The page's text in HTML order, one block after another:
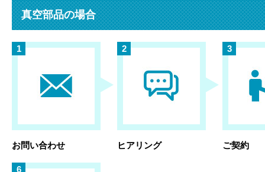
真空部品の場合
お問い合わせ ヒアリング ご契約